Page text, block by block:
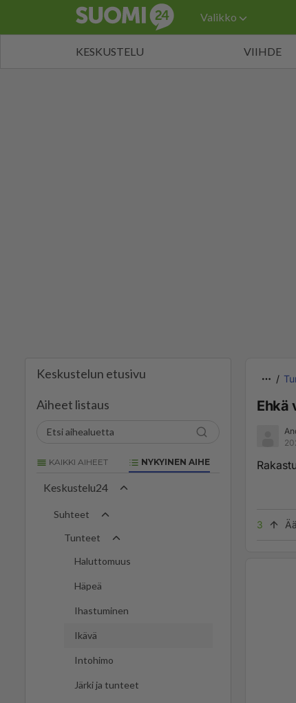
Valikko
KESKUSTELU VIIHDE
Keskustelun etusivu
Aiheet listaus
KAIKKI AIHEET NYKYINEN AIHE
Keskustelu24
Suhteet
Tunteet
Haluttomuus
Häpeä
Ihastuminen
Ikävä
Intohimo
Järki ja tunteet
Ehkä
3